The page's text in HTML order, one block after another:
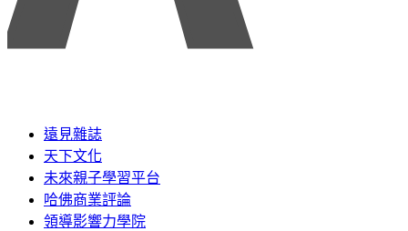
遠見雜誌
天下文化
未來親子學習平台
哈佛商業評論
領導影響力學院